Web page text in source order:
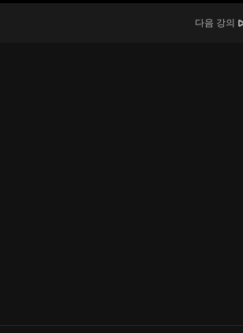
다음 강의